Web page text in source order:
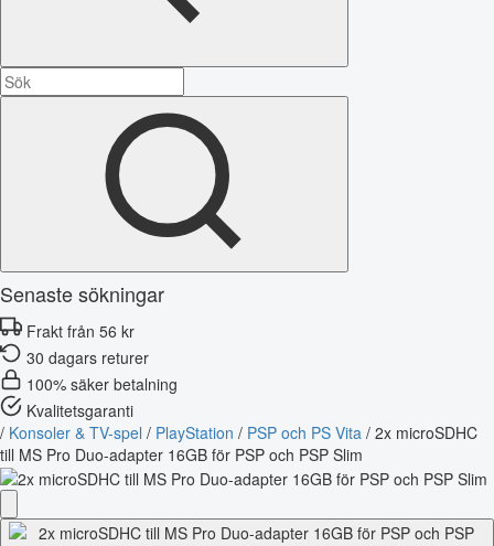
Senaste sökningar
Frakt från 56 kr
30 dagars returer
100% säker betalning
Kvalitetsgaranti
/ Konsoler & TV-spel / PlayStation / PSP och PS Vita / 2x microSDHC
till MS Pro Duo-adapter 16GB för PSP och PSP Slim